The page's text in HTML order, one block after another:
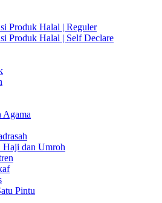
Produk Halal | Reguler
Produk Halal | Self Declare
Agama
Haji dan Umroh
Pintu